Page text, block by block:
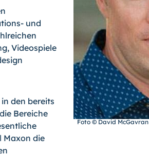
Foto © David McGavran
und
Videospiele
den bereits
Bereiche
Maxon die